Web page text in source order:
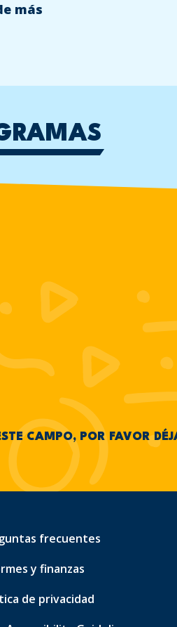
más
CAMPO, POR FAVOR
frecuentes
y finanzas
de privacidad